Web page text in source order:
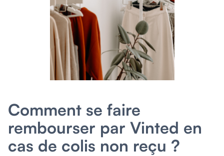
Comment se faire
rembourser par Vinted en
cas de colis non reçu ?